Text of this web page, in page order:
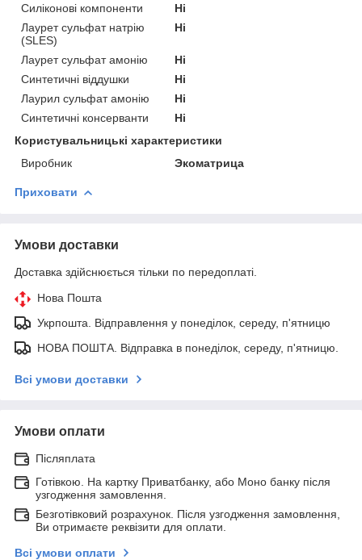
Силіконові компоненти
Ні
Лаурет сульфат натрію
(SLES)
Ні
Лаурет сульфат амонію
Ні
Синтетичні віддушки
Ні
Лаурил сульфат амонію
Ні
Синтетичні консерванти
Ні
Користувальницькі характеристики
Виробник
Экоматрица
Приховати
Умови доставки
Доставка здійснюється тільки по передоплаті.
Нова Пошта
Укрпошта. Відправлення у понеділок, середу, п'ятницю
НОВА ПОШТА. Відправка в понеділок, середу, п'ятницю.
Всі умови доставки
Умови оплати
Післяплата
Готівкою. На картку Приватбанку, або Моно банку після
узгодження замовлення.
Безготівковий розрахунок. Після узгодження замовлення,
Ви отримаєте реквізити для оплати.
Всі умови оплати